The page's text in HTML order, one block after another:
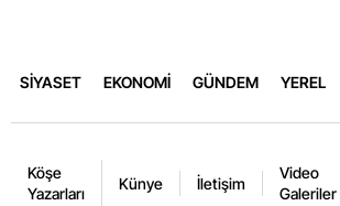
SİYASET EKONOMİ GÜNDEM YEREL
Köşe
Yazarları
Künye İletişim
Video
Galeriler